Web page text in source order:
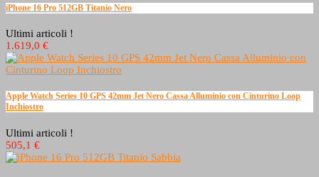
iPhone 16 Pro 512GB Titanio Nero
Ultimi articoli !
1.619,0 €
Apple Watch Series 10 GPS 42mm Jet Nero Cassa Alluminio con Cinturino Loop
Inchiostro
Ultimi articoli !
505,1 €